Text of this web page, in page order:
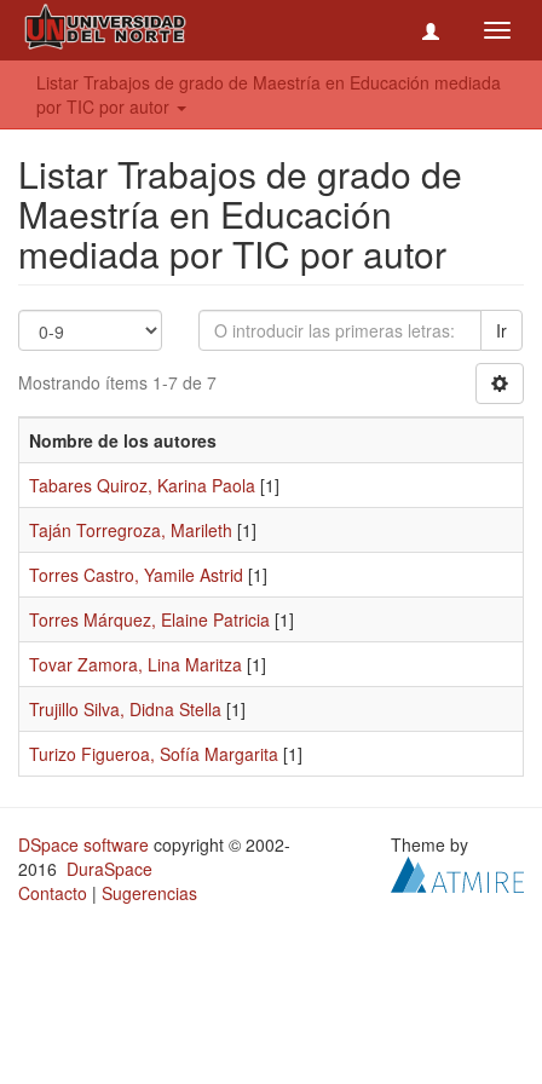
Listar Trabajos de grado de Maestría en Educación mediada
por TIC por autor
Listar Trabajos de grado de
Maestría en Educación
mediada por TIC por autor
Ir
Mostrando ítems 1-7 de 7
Nombre de los autores
Tabares Quiroz, Karina Paola [1]
Taján Torregroza, Marileth [1]
Torres Castro, Yamile Astrid [1]
Torres Márquez, Elaine Patricia [1]
Tovar Zamora, Lina Maritza [1]
Trujillo Silva, Didna Stella [1]
Turizo Figueroa, Sofía Margarita [1]
DSpace software copyright © 2002-
2016 DuraSpace
Contacto | Sugerencias
Theme by